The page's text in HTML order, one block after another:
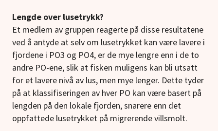
Lengde over lusetrykk?
Et medlem av gruppen reagerte på disse resultatene
ved å antyde at selv om lusetrykket kan være lavere i
fjordene i PO3 og PO4, er de mye lengre enn i de to
andre PO-ene, slik at fisken muligens kan bli utsatt
for et lavere nivå av lus, men mye lenger. Dette tyder
på at klassifiseringen av hver PO kan være basert på
lengden på den lokale fjorden, snarere enn det
oppfattede lusetrykket på migrerende villsmolt.